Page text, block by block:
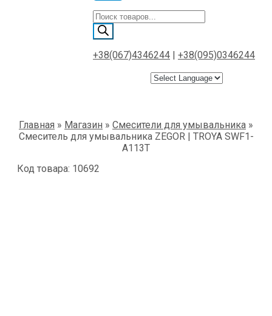
Поиск
товаров
+38(067)4346244 +38(095)0346244
Главная » Магазин » Смесители для умывальника »
Смеситель для умывальника ZEGOR | TROYA SWF1-
A113Т
Код товара: 10692